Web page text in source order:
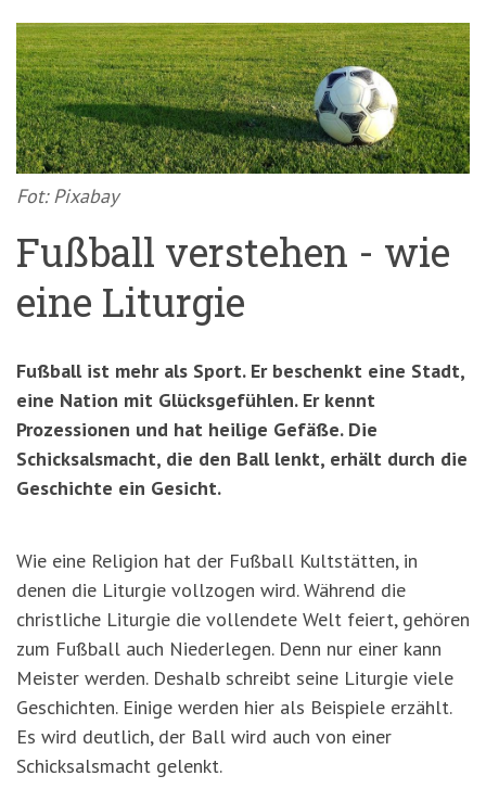
'3')Zur
Suche
springen
(Accesskey
'2')
Fot: Pixabay
Fußball verstehen - wie
eine Liturgie
Fußball ist mehr als Sport. Er beschenkt eine Stadt,
eine Nation mit Glücksgefühlen. Er kennt
Prozessionen und hat heilige Gefäße. Die
Schicksalsmacht, die den Ball lenkt, erhält durch die
Geschichte ein Gesicht.
Wie eine Religion hat der Fußball Kultstätten, in
denen die Liturgie vollzogen wird. Während die
christliche Liturgie die vollendete Welt feiert, gehören
zum Fußball auch Niederlegen. Denn nur einer kann
Meister werden. Deshalb schreibt seine Liturgie viele
Geschichten. Einige werden hier als Beispiele erzählt.
Es wird deutlich, der Ball wird auch von einer
Schicksalsmacht gelenkt.